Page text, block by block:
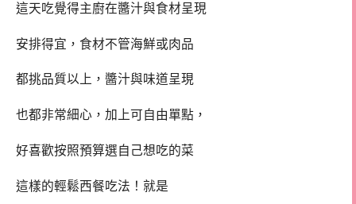
這天吃覺得主廚在醬汁與食材呈現
安排得宜，食材不管海鮮或肉品
都挑品質以上，醬汁與味道呈現
也都非常細心，加上可自由單點，
好喜歡按照預算選自己想吃的菜
這樣的輕鬆西餐吃法！就是